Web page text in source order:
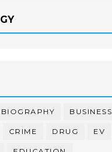
BIOGRAPHY BUSINESS
CRIME DRUG EV